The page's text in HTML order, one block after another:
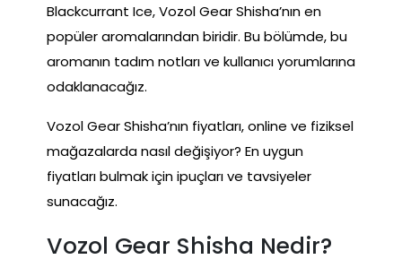
Blackcurrant Ice, Vozol Gear Shisha’nın en
popüler aromalarından biridir. Bu bölümde, bu
aromanın tadım notları ve kullanıcı yorumlarına
odaklanacağız.
Vozol Gear Shisha’nın fiyatları, online ve fiziksel
mağazalarda nasıl değişiyor? En uygun
fiyatları bulmak için ipuçları ve tavsiyeler
sunacağız.
Vozol Gear Shisha Nedir?